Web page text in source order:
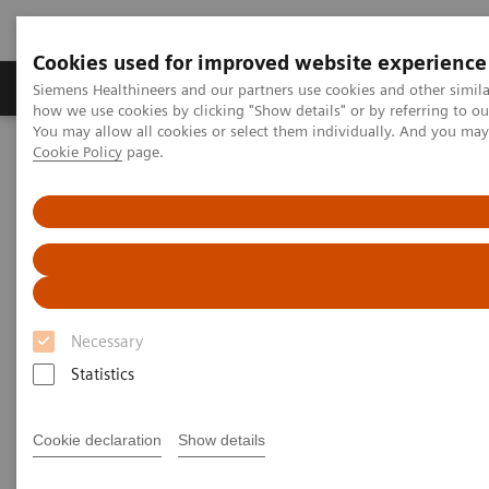
Cookies used for improved website experience
Siemens Healthineers and our partners use cookies and other
how we use cookies by clicking "Show details" or by referring to
You may allow all cookies or select them individually. And you
Cookie Policy page.
Necessary
Statistics
Cookie declaration Show details
Productos y servicios Especialidades clínicas
Home Servicios Normas IT
IHE - SOMATOM Force